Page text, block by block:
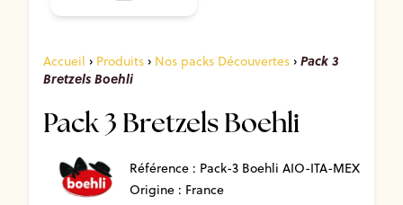
Accueil › Produits › Nos packs Découvertes › Pack 3
Bretzels Boehli
Pack 3 Bretzels Boehli
Référence : Pack-3 Boehli AIO-ITA-MEX
Origine : France